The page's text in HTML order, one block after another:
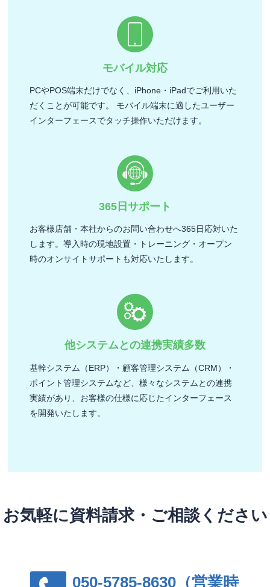
モバイル対応
PCやPOS端末だけでなく、iPhone・iPadでご利用いた
だくことが可能です。 モバイル端末に適したユーザー
インターフェースでタッチ操作いただけます。
365日サポート
お客様店舗・本社からのお問い合わせへ365日応対いた
します。導入時の現地設置・トレーニング・オープン
時のオンサイトサポートも対応いたします。
他システムとの連携実績多数
基幹システム（ERP）・顧客管理システム（CRM）・
ポイント管理システムなど、様々なシステムとの連携
実績があり、お客様の仕様に応じたインターフェース
を開発いたします。
お気軽に資料請求・ご相談ください
050-5785-8630（営業時